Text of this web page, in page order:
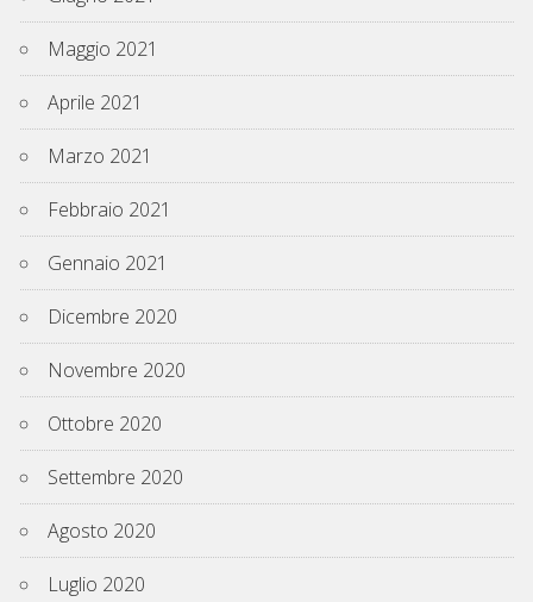
Maggio 2021
Aprile 2021
Marzo 2021
Febbraio 2021
Gennaio 2021
Dicembre 2020
Novembre 2020
Ottobre 2020
Settembre 2020
Agosto 2020
Luglio 2020